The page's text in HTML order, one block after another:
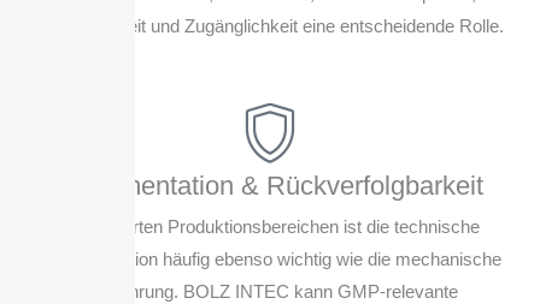
Entleerbarkeit und Zugänglichkeit eine entscheidende Rolle.
Dokumentation & Rückverfolgbarkeit
In regulierten Produktionsbereichen ist die technische
Dokumentation häufig ebenso wichtig wie die mechanische
Ausführung. BOLZ INTEC kann GMP-relevante